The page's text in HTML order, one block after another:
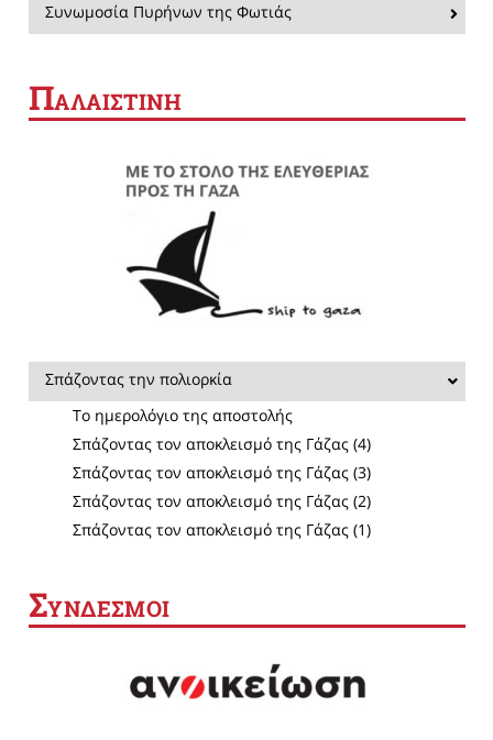
Συνωμοσία Πυρήνων της Φωτιάς
ΠΑΛΑΙΣΤΙΝΗ
Σπάζοντας την πολιορκία
Το ημερολόγιο της αποστολής
Σπάζοντας τον αποκλεισμό της Γάζας (4)
Σπάζοντας τον αποκλεισμό της Γάζας (3)
Σπάζοντας τον αποκλεισμό της Γάζας (2)
Σπάζοντας τον αποκλεισμό της Γάζας (1)
ΣΥΝΔΕΣΜΟΙ